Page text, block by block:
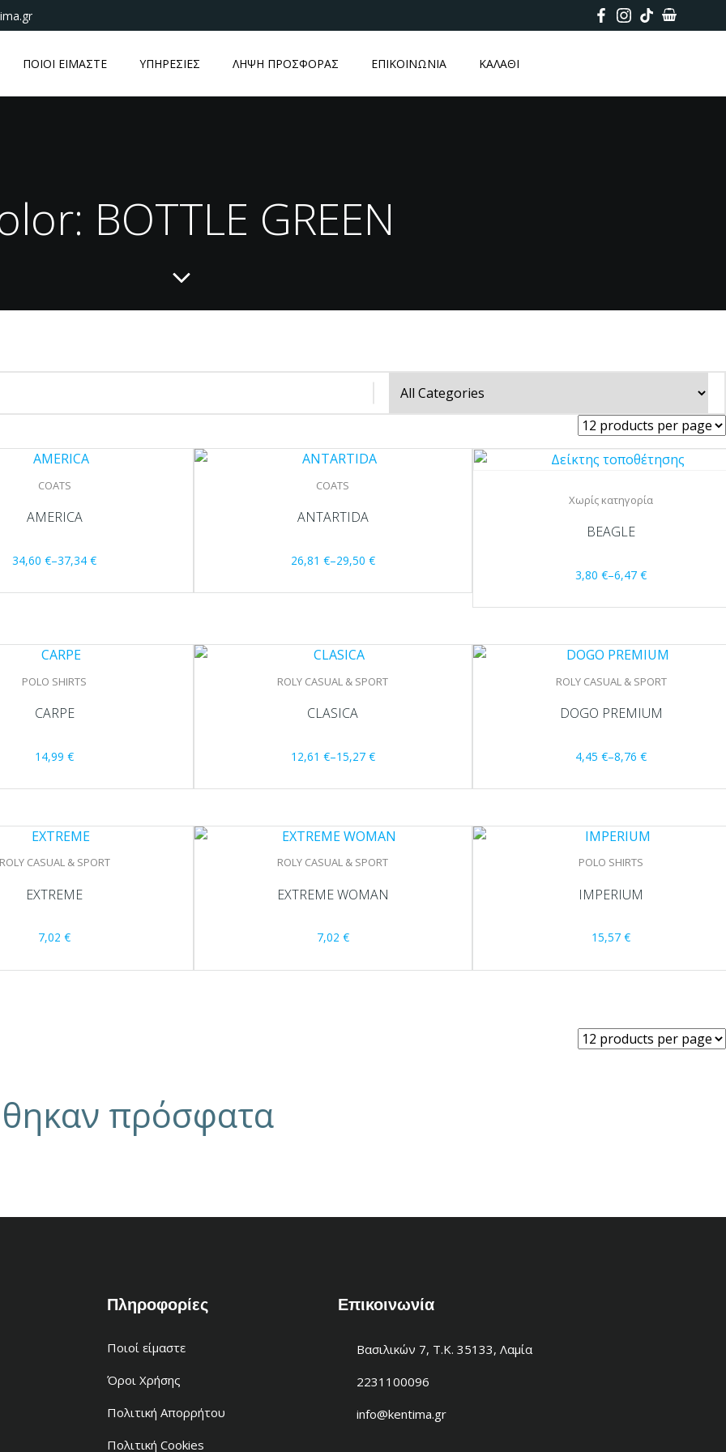
ΠΟΙΟΙ ΕΙΜΑΣΤΕ ΥΠΗΡΕΣΙΕΣ ΛΗΨΗ ΠΡΟΣΦΟΡΑΣ ΕΠΙΚΟΙΝΩΝΙΑ ΚΑΛΑΘΙ
BOTTLE GREEN
COATS
AMERICA
34,60€–37,34€
COATS
ANTARTIDA
26,81 €–29,50 €
Χωρίς κατηγορία
BEAGLE
3,80€–6,47€
POLO SHIRTS
CARPE
14,99€
ROLY CASUAL & SPORT
CLASICA
12,61 €–15,27 €
ROLY CASUAL & SPORT
DOGO PREMIUM
4,45€–8,76€
CASUAL & SPORT
EXTREME
7,02€
ROLY CASUAL & SPORT
EXTREME WOMAN
7,02 €
POLO SHIRTS
IMPERIUM
15,57€
πρόσφατα
Πληροφορίες
Ποιοί είμαστε
Όροι Χρήσης
Πολιτική Απορρήτου
Πολιτική Cookies
Επικοινωνία
Βασιλικών 7, Τ.Κ. 35133, Λαμία
2231100096
info@kentima.gr